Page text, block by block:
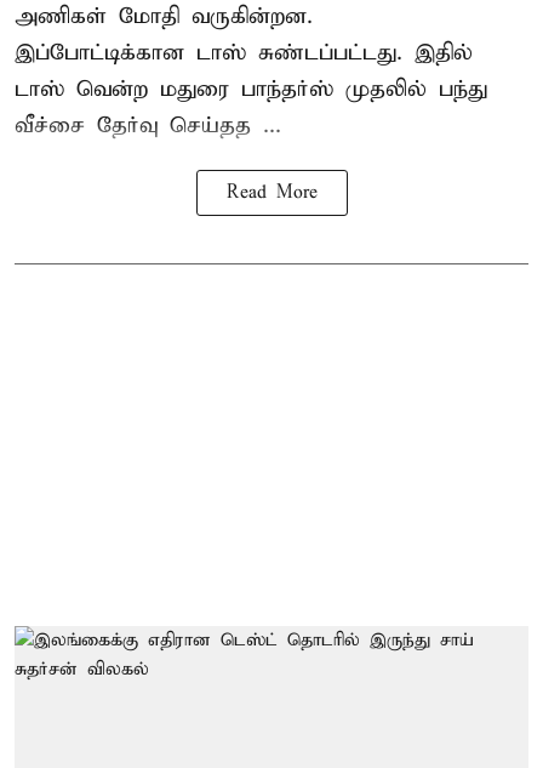
அணிகள் மோதி வருகின்றன.
இப்போட்டிக்கான டாஸ் சுண்டப்பட்டது. இதில்
டாஸ் வென்ற மதுரை பாந்தர்ஸ் முதலில் பந்து
வீச்சை தேர்வு செய்தத ...
Read More